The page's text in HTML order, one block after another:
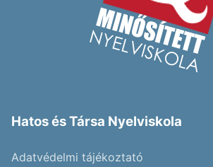
Hatos és Társa Nyelviskola
Adatvédelmi tájékoztató